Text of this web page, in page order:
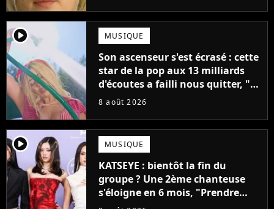
player2 MUSIQUE
Son ascenseur s'est écrasé : cette
star de la pop aux 13 milliards
d'écoutes a failli nous quitter, "Je
pensais ne plus jamais chanter"
8 août 2026
player2 MUSIQUE
KATSEYE : bientôt la fin du
groupe ? Une 2ème chanteuse
s'éloigne en 6 mois, "Prendre
cette décision n’a pas été facile"